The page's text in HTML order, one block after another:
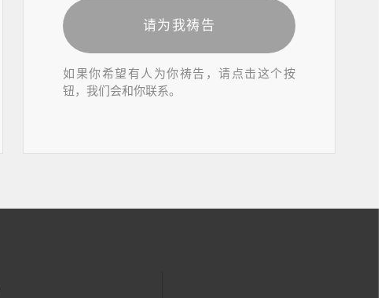
请为我祷告
如果你希望有人为你祷告，请点击这个按
钮，我们会和你联系。